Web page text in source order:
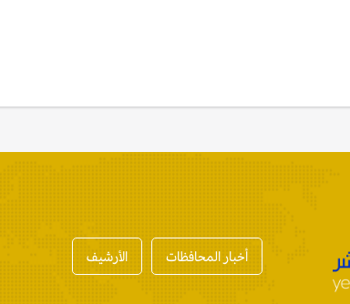
أخبار المحافظات الأرشيف